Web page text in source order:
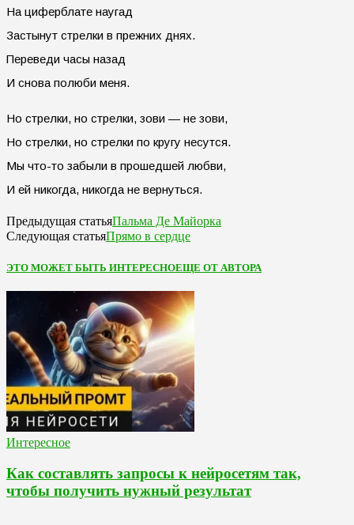
На циферблате наугад
Застынут стрелки в прежних днях.
Переведи часы назад
И снова полюби меня.
Но стрелки, но стрелки, зови — не зови,
Но стрелки, но стрелки по кругу несутся.
Мы что-то забыли в прошедшей любви,
И ей никогда, никогда не вернуться.
Предыдущая статьяПальма Де Майорка
Следующая статьяПрямо в сердце
ЭТО МОЖЕТ БЫТЬ ИНТЕРЕСНОЕЩЕ ОТ АВТОРА
Интересное
Как составлять запросы к нейросетям так,
чтобы получить нужный результат